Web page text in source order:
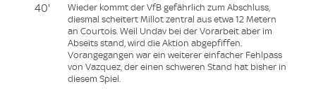
40'
Wieder kommt der VfB gefährlich zum Abschluss,
diesmal scheitert Millot zentral aus etwa 12 Metern
an Courtois. Weil Undav bei der Vorarbeit aber im
Abseits stand, wird die Aktion abgepfiffen.
Vorangegangen war ein weiterer einfacher Fehlpass
von Vazquez, der einen schweren Stand hat bisher in
diesem Spiel.